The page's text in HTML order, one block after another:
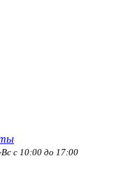
с 10:00 до 17:00